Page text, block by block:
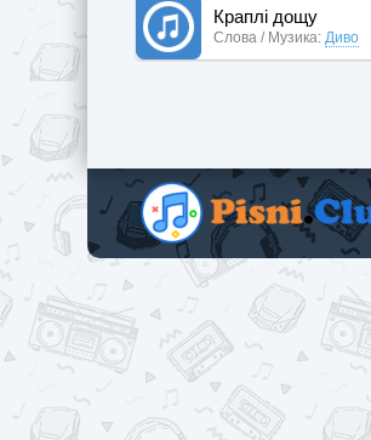
Краплі дощу
Слова / Музика: Диво